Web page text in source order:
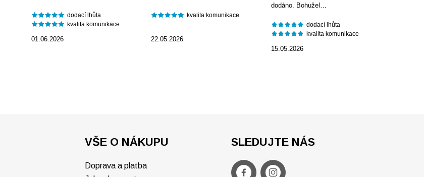
dodací lhůta
kvalita komunikace
01.06.2026
kvalita komunikace
22.05.2026
dodáno. Bohužel…
dodací lhůta
kvalita komunikace
15.05.2026
VŠE O NÁKUPU
Doprava a platba
SLEDUJTE NÁS